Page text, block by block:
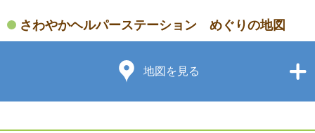
さわやかヘルパーステーション めぐりの地図
地図を見る